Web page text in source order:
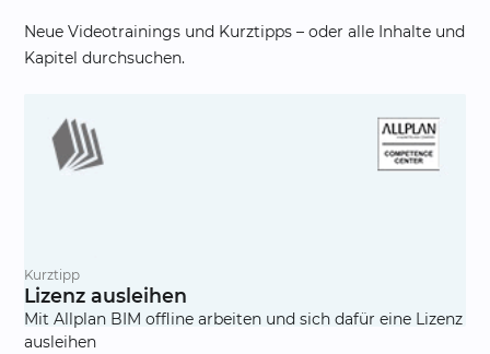
Neue Videotrainings und Kurztipps – oder alle Inhalte und
Kapitel durchsuchen.
Kurztipp
Lizenz ausleihen
Mit Allplan BIM offline arbeiten und sich dafür eine Lizenz
ausleihen